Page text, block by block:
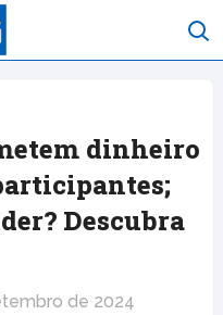
dinheiro
Descubra
de 2024